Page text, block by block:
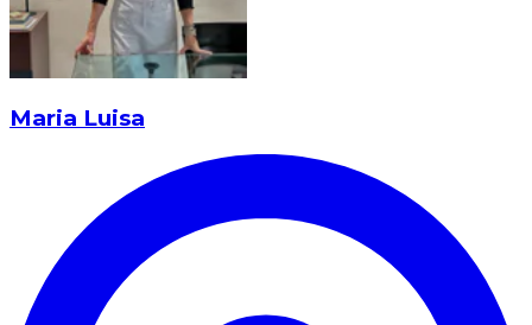
Maria Luisa